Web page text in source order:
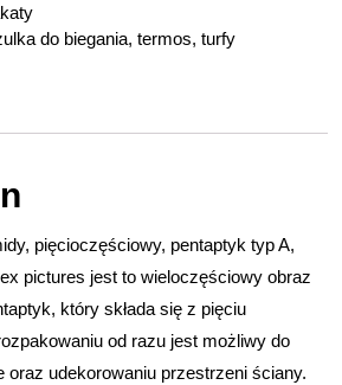
do biegania, termos, turfy
pięcioczęściowy, pentaptyk typ A,
pictures jest to wieloczęściowy obraz
który składa się z pięciu
od razu jest możliwy do
oraz udekorowaniu przestrzeni ściany.